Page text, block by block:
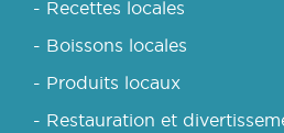
- Recettes locales
- Boissons locales
- Produits locaux
- Restauration et